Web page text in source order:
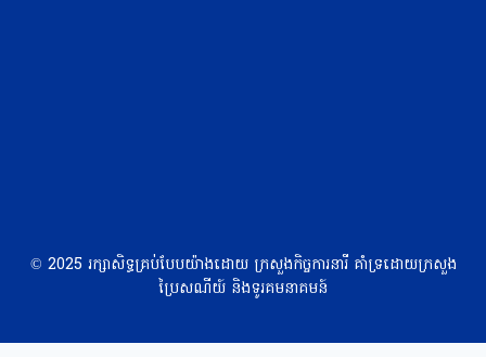
© 2025 រក្សាសិទ្ធគ្រប់បែបយ៉ាងដោយ ក្រសួងកិច្ចការនារី គាំទ្រដោយក្រសួង
ប្រៃសណីយ៍ និងទូរគមនាគមន៍